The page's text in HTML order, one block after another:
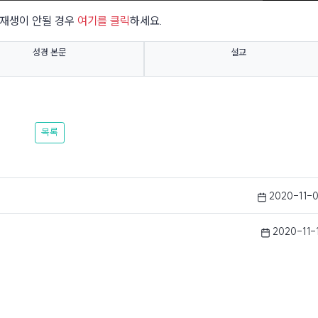
생이 안될 경우 여기를 클릭하세요.
성경 본문 설교
목록
2020-11-
2020-11-